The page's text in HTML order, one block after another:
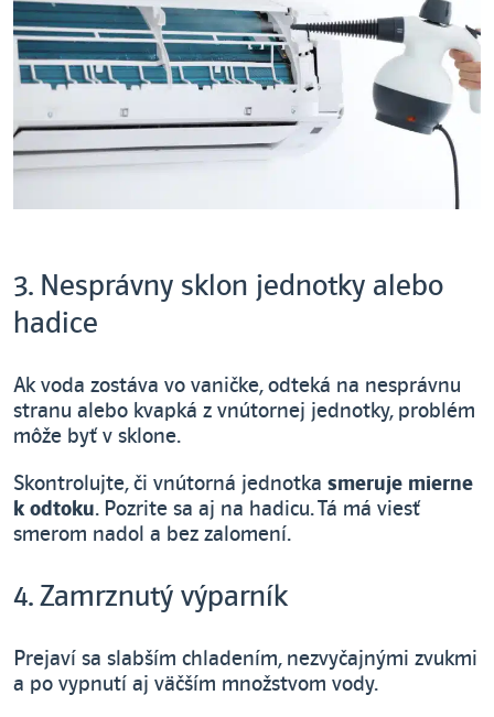
3. Nesprávny sklon jednotky alebo
hadice
Ak voda zostáva vo vaničke, odteká na nesprávnu
stranu alebo kvapká z vnútornej jednotky, problém
môže byť v sklone.
Skontrolujte, či vnútorná jednotka smeruje mierne
k odtoku. Pozrite sa aj na hadicu. Tá má viesť
smerom nadol a bez zalomení.
4. Zamrznutý výparník
Prejaví sa slabším chladením, nezvyčajnými zvukmi
a po vypnutí aj väčším množstvom vody.